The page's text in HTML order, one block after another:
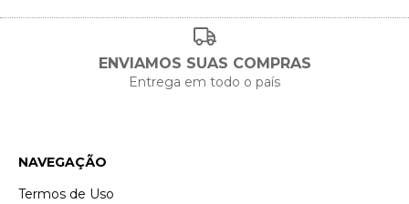
ENVIAMOS SUAS COMPRAS
Entrega em todo o país
NAVEGAÇÃO
Termos de Uso